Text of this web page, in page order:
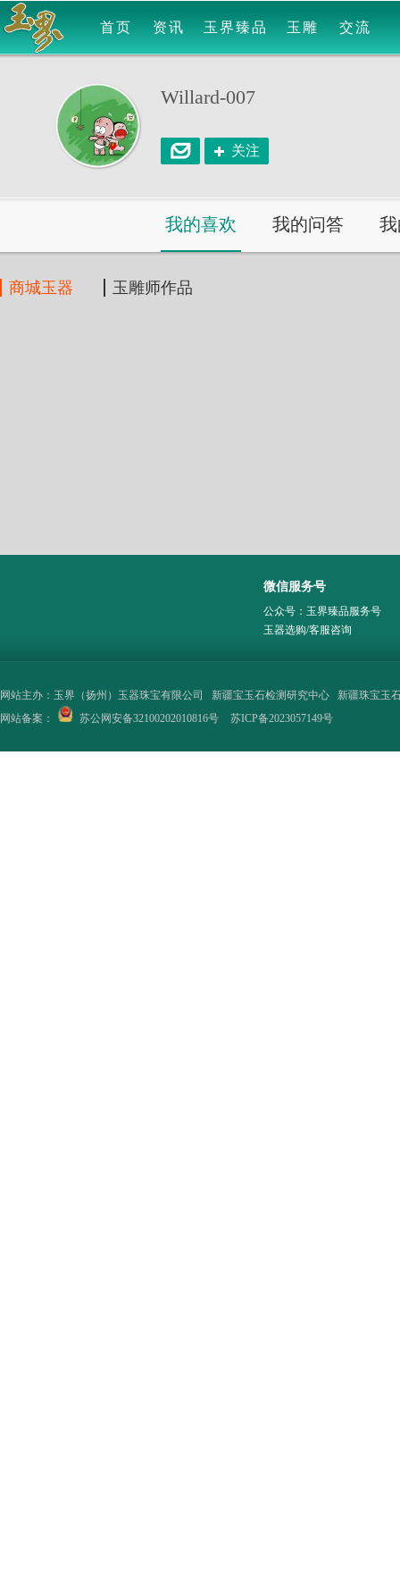
首页 资讯 玉界臻品 玉雕 交流
Willard-007
关注
我的喜欢 我的问答
商城玉器 玉雕师作品
微信服务号
公众号：玉界臻品服务号
玉器选购/客服咨询
网站主办： 玉界（扬州）玉器珠宝有限公司 新疆宝玉石检测研究中心
新疆珠宝玉
网站备案：
苏公网安备32100202010816号 苏ICP备2023057149号